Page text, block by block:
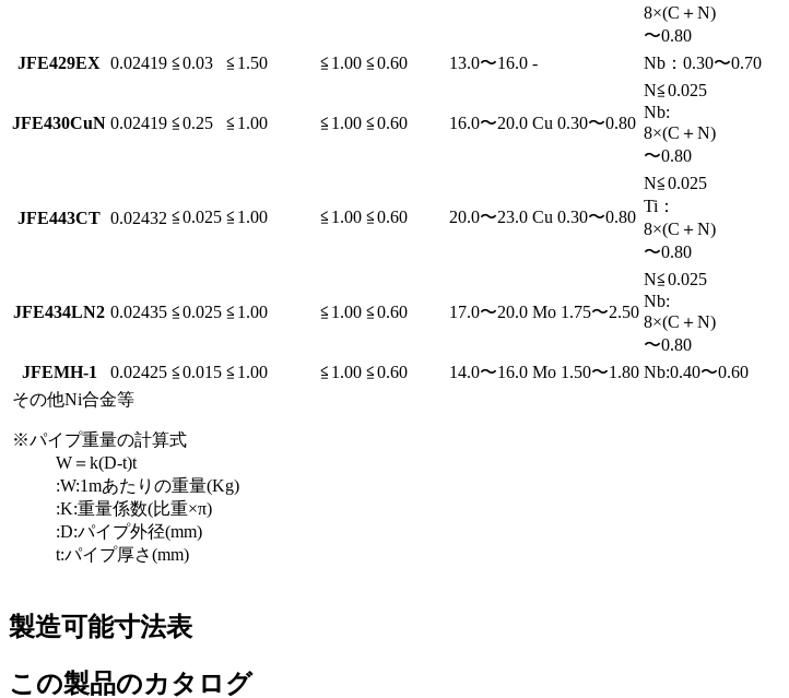
8×(C＋N)
〜0.80
JFE429EX 0.02419 ≦0.03 ≦1.50 ≦1.00 ≦0.60 13.0〜16.0 - Nb：0.30〜0.70
JFE430CuN 0.02419 ≦0.25 ≦1.00 ≦1.00 ≦0.60 16.0〜20.0 Cu 0.30〜0.80
N≦0.025
Nb:
8×(C＋N)
〜0.80
JFE443CT 0.02432 ≦0.025 ≦1.00 ≦1.00 ≦0.60 20.0〜23.0 Cu 0.30〜0.80
N≦0.025
Ti：
8×(C＋N)
〜0.80
JFE434LN2 0.02435 ≦0.025 ≦1.00 ≦1.00 ≦0.60 17.0〜20.0 Mo 1.75〜2.50
N≦0.025
Nb:
8×(C＋N)
〜0.80
JFEMH-1
0.02425 ≦0.015 ≦1.00 ≦1.00 ≦0.60 14.0〜16.0 Mo 1.50〜1.80 Nb:0.40〜0.60
その他Ni合金等
※パイプ重量の計算式
W＝k(D-t)t
:W:1mあたりの重量(Kg)
:K:重量係数(比重×π)
:D:パイプ外径(mm)
t:パイプ厚さ(mm)
製造可能寸法表
この製品のカタログ